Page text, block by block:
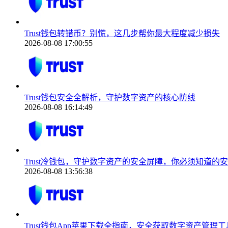
Trust钱包转错币？别慌，这几步帮你最大程度减少损失
2026-08-08 17:00:55
Trust钱包安全全解析，守护数字资产的核心防线
2026-08-08 16:14:49
Trust冷钱包，守护数字资产的安全屏障，你必须知道的
2026-08-08 13:56:38
Trust钱包App苹果下载全指南，安全获取数字资产管理工